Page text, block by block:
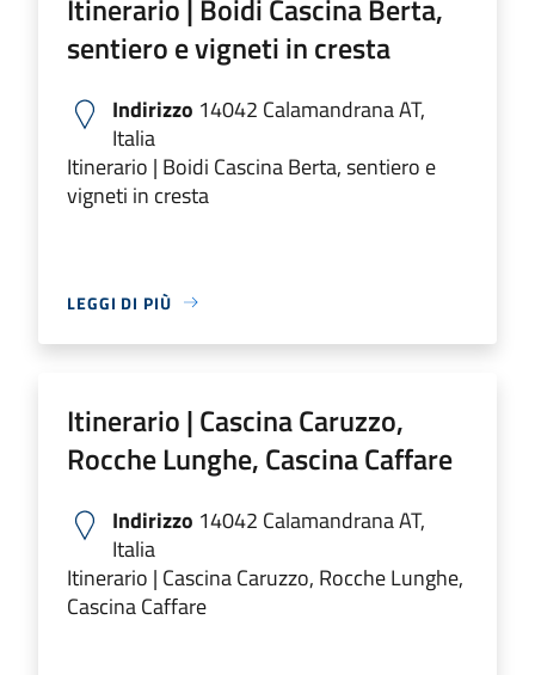
Itinerario | Boidi Cascina Berta,
sentiero e vigneti in cresta
Indirizzo 14042 Calamandrana AT,
Italia
Itinerario | Boidi Cascina Berta, sentiero e
vigneti in cresta
LEGGI DI PIÙ
Itinerario | Cascina Caruzzo,
Rocche Lunghe, Cascina Caffare
Indirizzo 14042 Calamandrana AT,
Italia
Itinerario | Cascina Caruzzo, Rocche Lunghe,
Cascina Caffare